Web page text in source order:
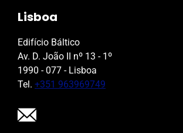
Lisboa
Edifício Báltico
Av. D. João II nº 13 - 1º
1990 - 077 - Lisboa
Tel. +351 963969749